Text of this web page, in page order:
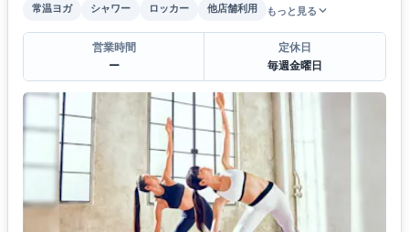
常温ヨガ
シャワー ロッカー 他店舗利用 もっと見る
営業時間
ー
定休日
毎週金曜日